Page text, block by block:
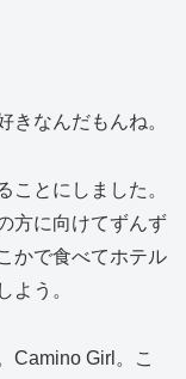
きなんだもんね。
ことにしました。
方に向けてずんず
かで食べてホテル
よう。
Camino Girl。こ